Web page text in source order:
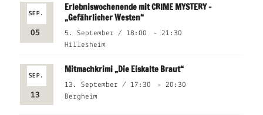
SEP.
05
Erlebniswochenende mit CRIME MYSTERY –
„Gefährlicher Westen“
5. September / 18:00 - 21:30
Hillesheim
SEP.
13
Mitmachkrimi „Die Eiskalte Braut“
13. September / 17:30 - 20:30
Bergheim